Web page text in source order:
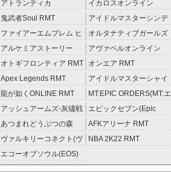
アトランティカ
RMT|Atlantica RMT
イカロスオンライン
RMT（予約制）
鬼武者Soul RMT
アイドルマスターシンデ
レラガールズ(モバマス)
RMT
ファイアーエムブレム ヒ
ーローズ(FEヒーローズ)
RMT
オルタナティブガールズ
RMT
アルケミアストーリー
（アルスト） RMT
アヴァベルオンライン
RMT
オトギフロンティア RMT オンエア RMT
Apex Legends RMT
アイドルマスターシャイ
ニーカラーズ(シャニマス)
RMT
龍が如くONLINE RMT
MT:EPIC ORDERS(MT:エ
ピック・オーダーズ)
RMT
アッシュアームズ‐灰燼戦
線 RMT
エピックセブン(Epic
Seven) RMT
あつまれどうぶつの森
RMT
AFKアリーナ RMT
ヴァルキリーコネクト(ヴ
ァルコネ) RMT
NBA 2K22 RMT
エコーオブソウル(EOS)
RMT